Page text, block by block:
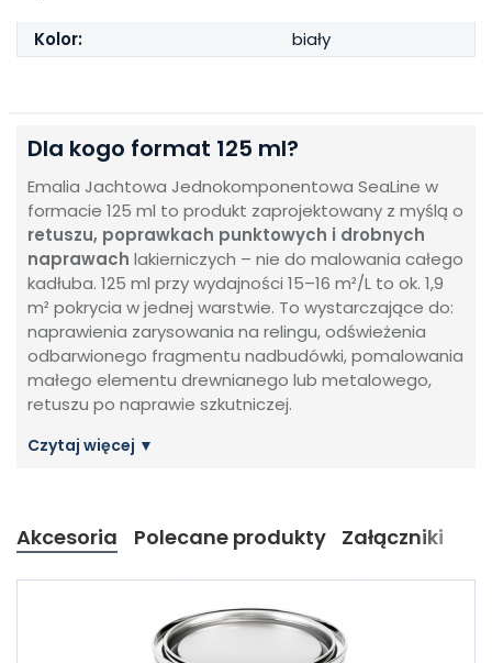
Kolor: biały
Dla kogo format 125 ml?
Emalia Jachtowa Jednokomponentowa SeaLine w
formacie 125 ml to produkt zaprojektowany z myślą o
retuszu, poprawkach punktowych i drobnych
naprawach lakierniczych – nie do malowania całego
kadłuba. 125 ml przy wydajności 15–16 m²/L to ok. 1,9
m² pokrycia w jednej warstwie. To wystarczające do:
naprawienia zarysowania na relingu, odświeżenia
odbarwionego fragmentu nadbudówki, pomalowania
małego elementu drewnianego lub metalowego,
retuszu po naprawie szkutniczej.
Akcesoria Polecane produkty Załączniki